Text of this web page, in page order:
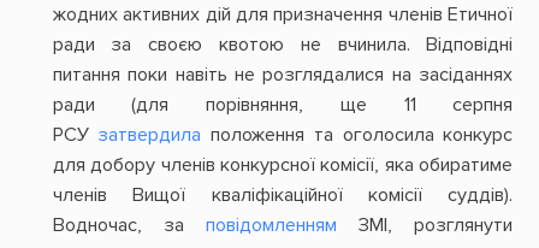
жодних активних дій для призначення членів Етичної
ради за своєю квотою не вчинила. Відповідні
питання поки навіть не розглядалися на засіданнях
ради (для порівняння, ще 11 серпня
РСУ затвердила положення та оголосила конкурс
для добору членів конкурсної комісії, яка обиратиме
членів Вищої кваліфікаційної комісії суддів).
Водночас, за повідомленням ЗМІ, розглянути